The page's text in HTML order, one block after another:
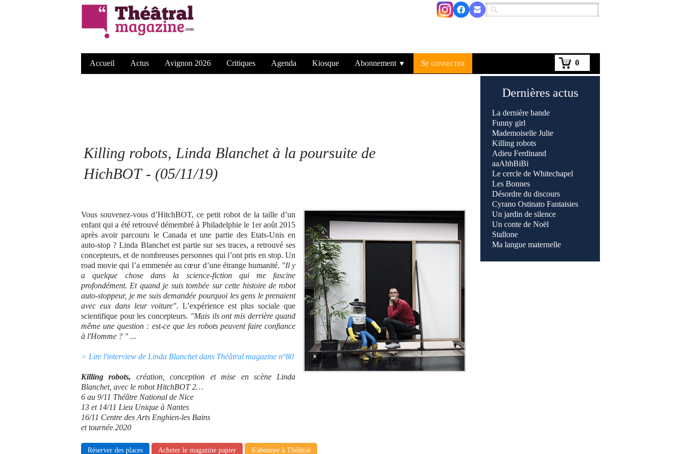
0
Accueil Actus Avignon 2026 Critiques Agenda Kiosque Abonnement ▼ Se connecter
Killing robots, Linda Blanchet à la poursuite de
HichBOT - (05/11/19)
Vous souvenez-vous d’HitchBOT, ce petit robot de la taille d’un
enfant qui a été retrouvé démembré à Philadelphie le 1er août 2015
après avoir parcouru le Canada et une partie des Etats-Unis en
auto-stop ? Linda Blanchet est partie sur ses traces, a retrouvé ses
concepteurs, et de nombreuses personnes qui l’ont pris en stop. Un
road movie qui l’a emmenée au cœur d’une étrange humanité. "Il y
a quelque chose dans la science-fiction qui me fascine
profondément. Et quand je suis tombée sur cette histoire de robot
auto-stoppeur, je me suis demandée pourquoi les gens le prenaient
avec eux dans leur voiture". L’expérience est plus sociale que
scientifique pour les concepteurs. "Mais ils ont mis derrière quand
même une question : est-ce que les robots peuvent faire confiance
à l'Homme ? " ...
> Lire l'interview de Linda Blanchet dans Théâtral magazine n°80
Killing robots, création, conception et mise en scène Linda
Blanchet, avec le robot HitchBOT 2…
6 au 9/11 Théâtre National de Nice
13 et 14/11 Lieu Unique à Nantes
16/11 Centre des Arts Enghien-les Bains
et tournée 2020
Réserver des places Acheter le magazine papier S'abonner à Théâtral
Dernières actus
La dernière bande
Funny girl
Mademoiselle Julie
Killing robots
Adieu Ferdinand
aaAhhBiBi
Le cercle de Whitechapel
Les Bonnes
Désordre du discours
Cyrano Ostinato Fantaisies
Un jardin de silence
Un conte de Noël
Stallone
Ma langue maternelle